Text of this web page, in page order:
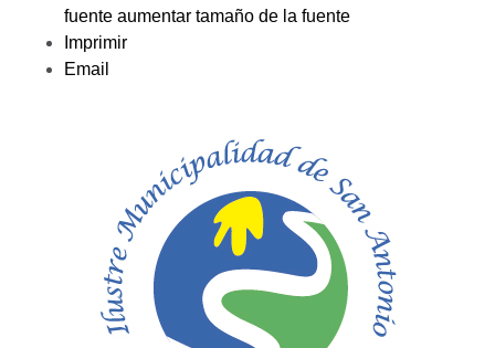
fuente aumentar tamaño de la fuente
Imprimir
Email